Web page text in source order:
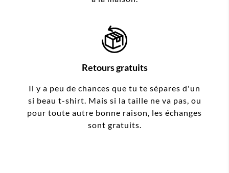
Retours gratuits
Il y a peu de chances que tu te sépares d'un
si beau t-shirt. Mais si la taille ne va pas, ou
pour toute autre bonne raison, les échanges
sont gratuits.